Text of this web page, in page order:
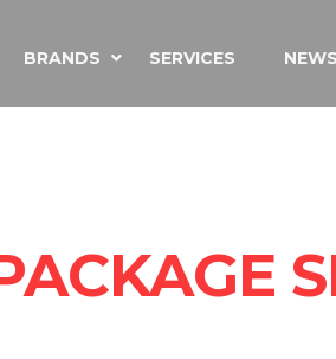
BRANDS SERVICES NEWS